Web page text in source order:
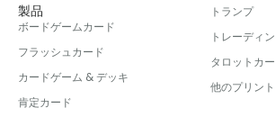
製品
ボードゲームカード
フラッシュカード
カードゲーム & デッキ
肯定カード
トランプ
トレーディ
タロットカ
他のプリン